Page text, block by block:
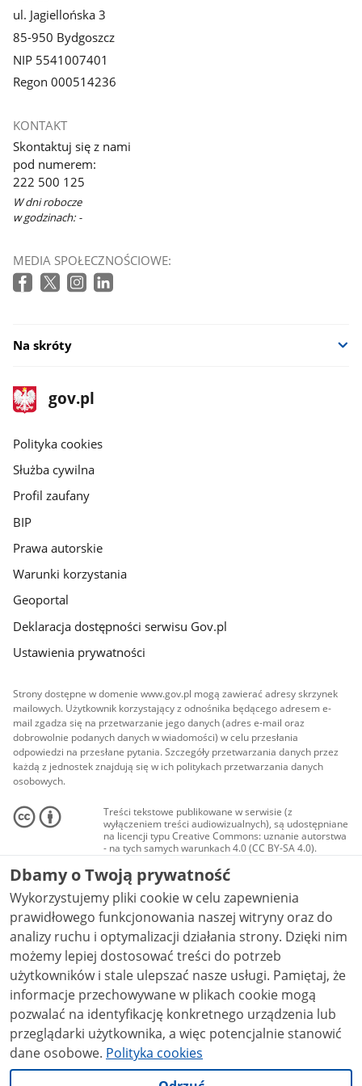
ul. Jagiellońska 3
85-950 Bydgoszcz
NIP 5541007401
Regon 000514236
KONTAKT
Skontaktuj się z nami
pod numerem:
222 500 125
W dni robocze
w godzinach: -
MEDIA SPOŁECZNOŚCIOWE:
Na skróty
stopka
gov.pl
Strona
gov.pl
gov.pl
Polityka cookies
Służba cywilna
Profil zaufany
BIP
Prawa autorskie
Warunki korzystania
Geoportal
Deklaracja dostępności serwisu Gov.pl
Ustawienia prywatności
Strony dostępne w domenie www.gov.pl mogą zawierać adresy skrzynek
mailowych. Użytkownik korzystający z odnośnika będącego adresem e-
mail zgadza się na przetwarzanie jego danych (adres e-mail oraz
dobrowolnie podanych danych w wiadomości) w celu przesłania
odpowiedzi na przesłane pytania. Szczegóły przetwarzania danych przez
każdą z jednostek znajdują się w ich politykach przetwarzania danych
osobowych.
Treści tekstowe publikowane w serwisie (z
wyłączeniem treści audiowizualnych), są udostępniane
na licencji typu Creative Commons: uznanie autorstwa
- na tych samych warunkach 4.0 (CC BY-SA 4.0).
Materiały audiowizualne, w tym zdjęcia, materiały
audio i wideo, są udostępniane na licencji typu
Creative Commons: uznanie autorstwa użycie
niekomercyjne - bez utworów zależnych 4.0 (CC BY-
NC-ND 4.0), o ile nie jest to stwierdzone inaczej.
Dbamy o Twoją prywatność
Wykorzystujemy pliki cookie w celu zapewnienia
prawidłowego funkcjonowania naszej witryny oraz do
analizy ruchu i optymalizacji działania strony. Dzięki nim
możemy lepiej dostosować treści do potrzeb
użytkowników i stale ulepszać nasze usługi. Pamiętaj, że
informacje przechowywane w plikach cookie mogą
pozwalać na identyfikację konkretnego urządzenia lub
przeglądarki użytkownika, a więc potencjalnie stanowić
dane osobowe. Polityka cookies